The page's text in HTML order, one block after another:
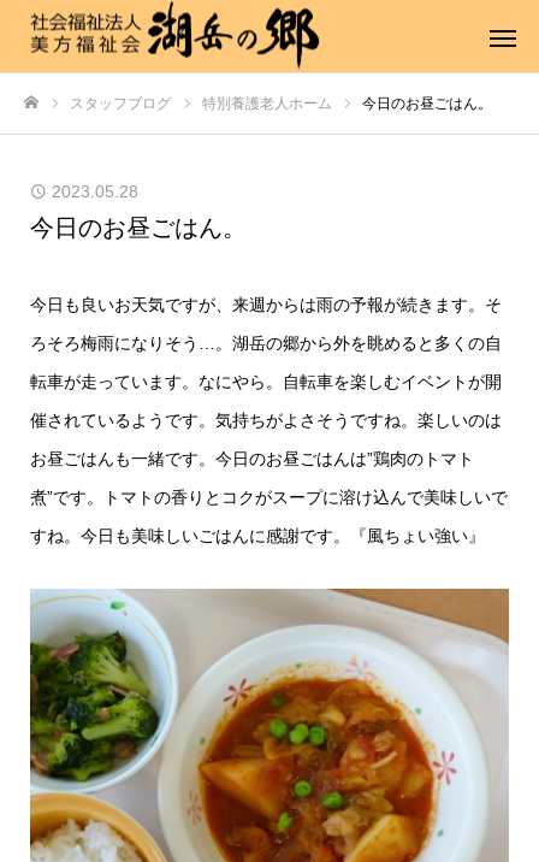
スタッフブログ 特別養護老人ホーム 今日のお昼ごはん。
2023.05.28
今日のお昼ごはん。
今日も良いお天気ですが、来週からは雨の予報が続きます。そ
ろそろ梅雨になりそう…。湖岳の郷から外を眺めると多くの自
転車が走っています。なにやら。自転車を楽しむイベントが開
催されているようです。気持ちがよさそうですね。楽しいのは
お昼ごはんも一緒です。今日のお昼ごはんは”鶏肉のトマト
煮”です。トマトの香りとコクがスープに溶け込んで美味しいで
すね。今日も美味しいごはんに感謝です。『風ちょい強い』